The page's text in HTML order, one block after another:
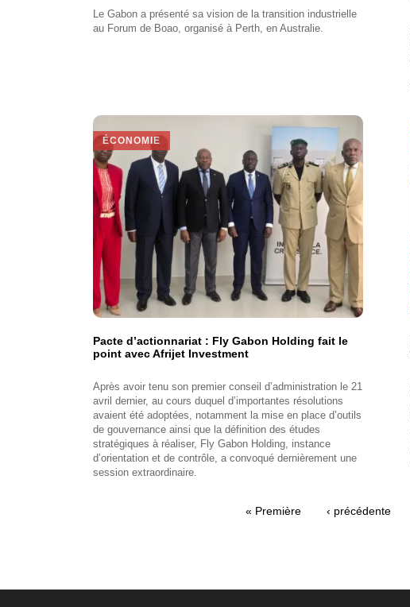
Le Gabon a présenté sa vision de la transition industrielle
au Forum de Boao, organisé à Perth, en Australie.
ÉCONOMIE
Pacte d’actionnariat : Fly Gabon Holding fait le
point avec Afrijet Investment
Après avoir tenu son premier conseil d’administration le 21
avril dernier, au cours duquel d’importantes résolutions
avaient été adoptées, notamment la mise en place d’outils
de gouvernance ainsi que la définition des études
stratégiques à réaliser, Fly Gabon Holding, instance
d’orientation et de contrôle, a convoqué dernièrement une
session extraordinaire.
Première
« Première
Page
‹ précédente